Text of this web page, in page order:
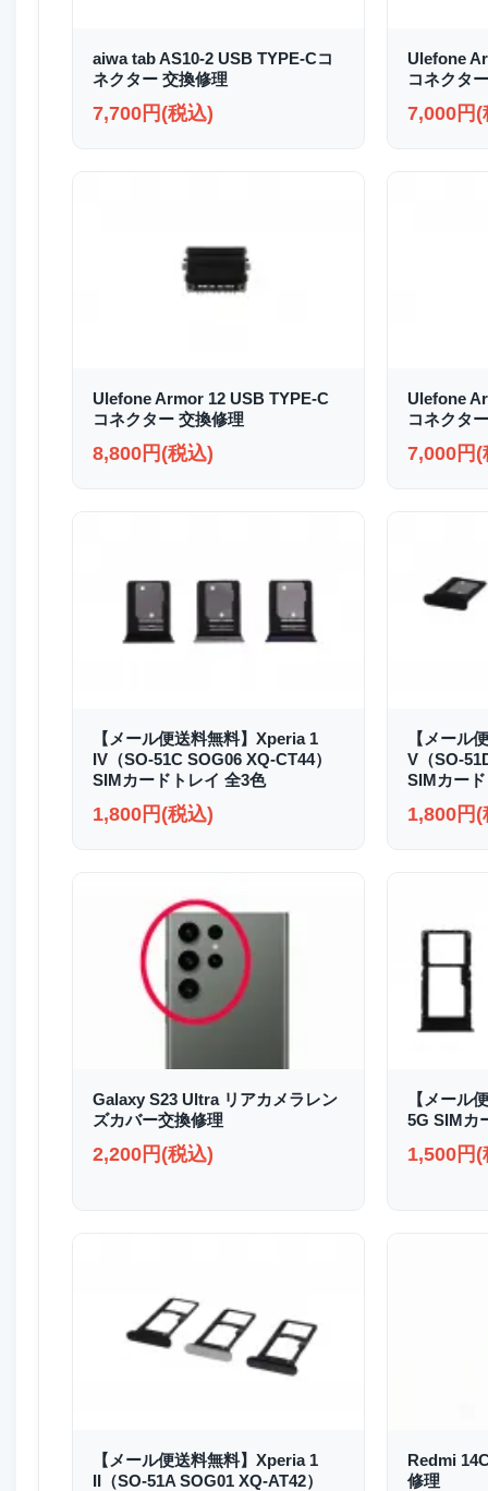
aiwa tab AS10-2 USB TYPE-Cコ
ネクター 交換修理
7,700円(税込)
Ulefone
コネクタ
7,000円(
Ulefone Armor 12 USB TYPE-C
コネクター 交換修理
8,800円(税込)
Ulefone
コネクタ
7,000円(
【メール便送料無料】Xperia 1
IV（SO-51C SOG06 XQ-CT44）
SIMカードトレイ 全3色
1,800円(税込)
【メール
V（SO-
SIMカー
1,800円(
Galaxy S23 Ultra リアカメラレン
ズカバー交換修理
2,200円(税込)
【メール
5G SIMカ
1,500円(
【メール便送料無料】Xperia 1
II（SO-51A SOG01 XQ-AT42）
Redmi
修理